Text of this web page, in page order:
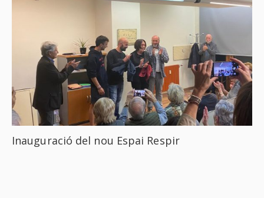
Inauguració del nou Espai Respir